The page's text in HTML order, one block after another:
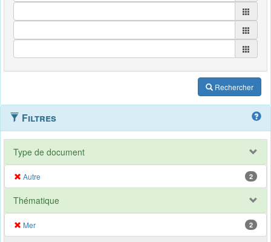
Rechercher
Filtres
Type de document
Autre 2
Thématique
Mer 2